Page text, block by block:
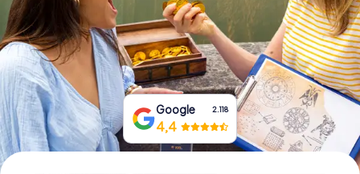
Prenota Biglietti
Acquista i Voucher
Google 2.118
4,4